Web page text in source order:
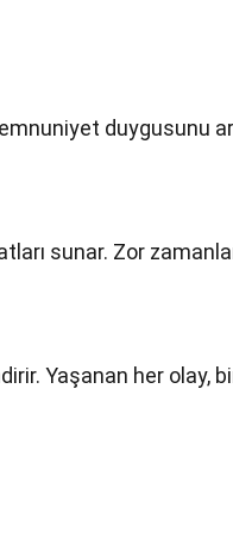
duygusunu
sunar. Zor
Yaşanan her olay,